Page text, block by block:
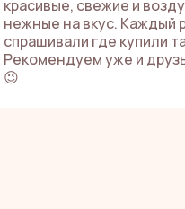
красивые, свежие и
нежные на вкус. Каждый
спрашивали где купили
Рекомендуем уже и
😉